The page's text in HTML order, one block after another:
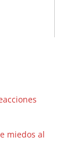
miedos al